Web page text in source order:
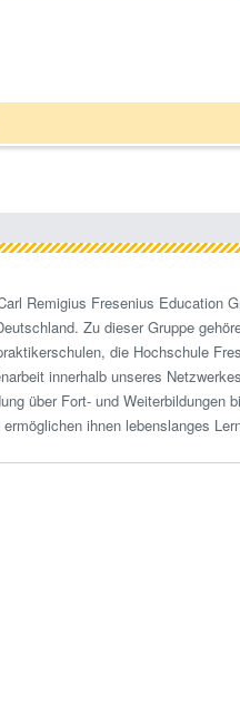
Remigius Fresenius Education
Zu dieser Gruppe
die Hochschule
innerhalb unseres
über Fort- und Weiterbildungen
ihnen lebenslanges